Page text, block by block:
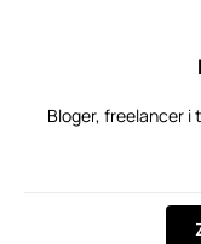
Bloger, freelancer